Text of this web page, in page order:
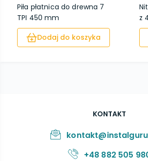
Piła płatnica do drewna 7
TPI 450 mm
Dodaj do koszyka
z
KONTAKT
+48 882 505